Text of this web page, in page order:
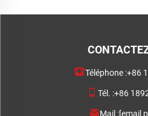
Téléphone :+86
Tél. :+86
Mail :[email